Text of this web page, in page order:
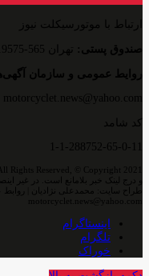
ارتباط با موتورسیکلت نیوز
صندوق پستی: تهران 565-19575
روایط عمومی و سازمان
motorcyclet.news@yahoo.com
کد شامد
1-1-288752-65-0-11
و درج لینک خبر بلامانع است. در غیر
طراح سایت: محمدعلی نژادیان | روابط
motorcyclet.news@yahoo.com
اینستاگرام
تلگرام
خوراک